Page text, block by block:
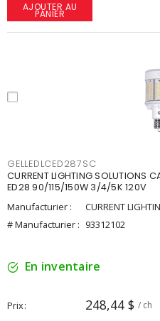
AJOUTER AU
PANIER
GELLEDLCED287SC
CURRENT LIGHTING SOLUTIONS
ED28 90/115/150W 3/4/5K 120V
Manufacturier :
CURRENT
# Manufacturier : 93312102
En inventaire
Prix 248,44 $ / ch